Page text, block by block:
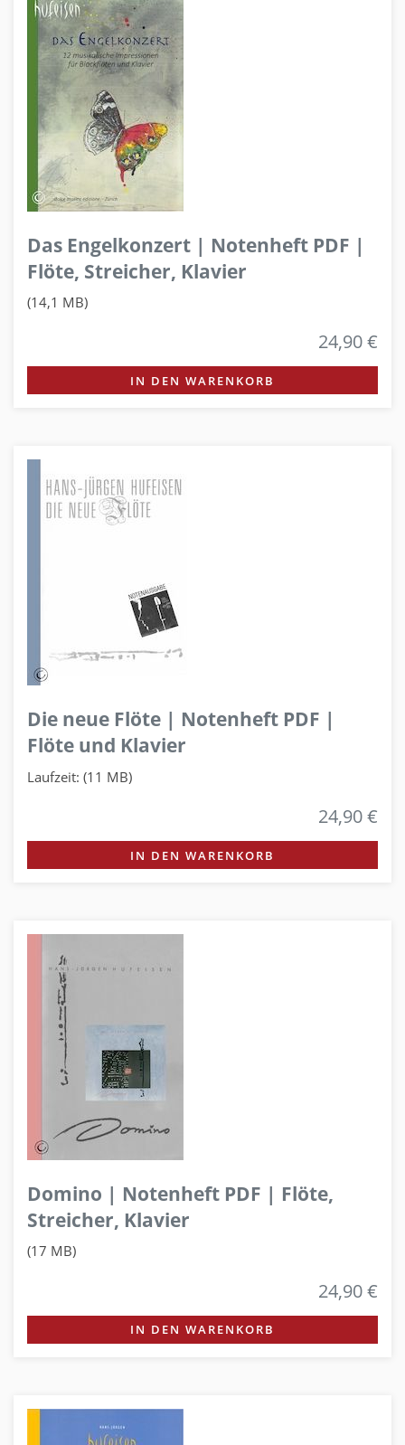
Das Engelkonzert | Notenheft PDF |
Flöte, Streicher, Klavier
(14,1 MB)
24,90 €
IN DEN WARENKORB
Die neue Flöte | Notenheft PDF |
Flöte und Klavier
Laufzeit: (11 MB)
24,90 €
IN DEN WARENKORB
Domino | Notenheft PDF | Flöte,
Streicher, Klavier
(17 MB)
24,90 €
IN DEN WARENKORB